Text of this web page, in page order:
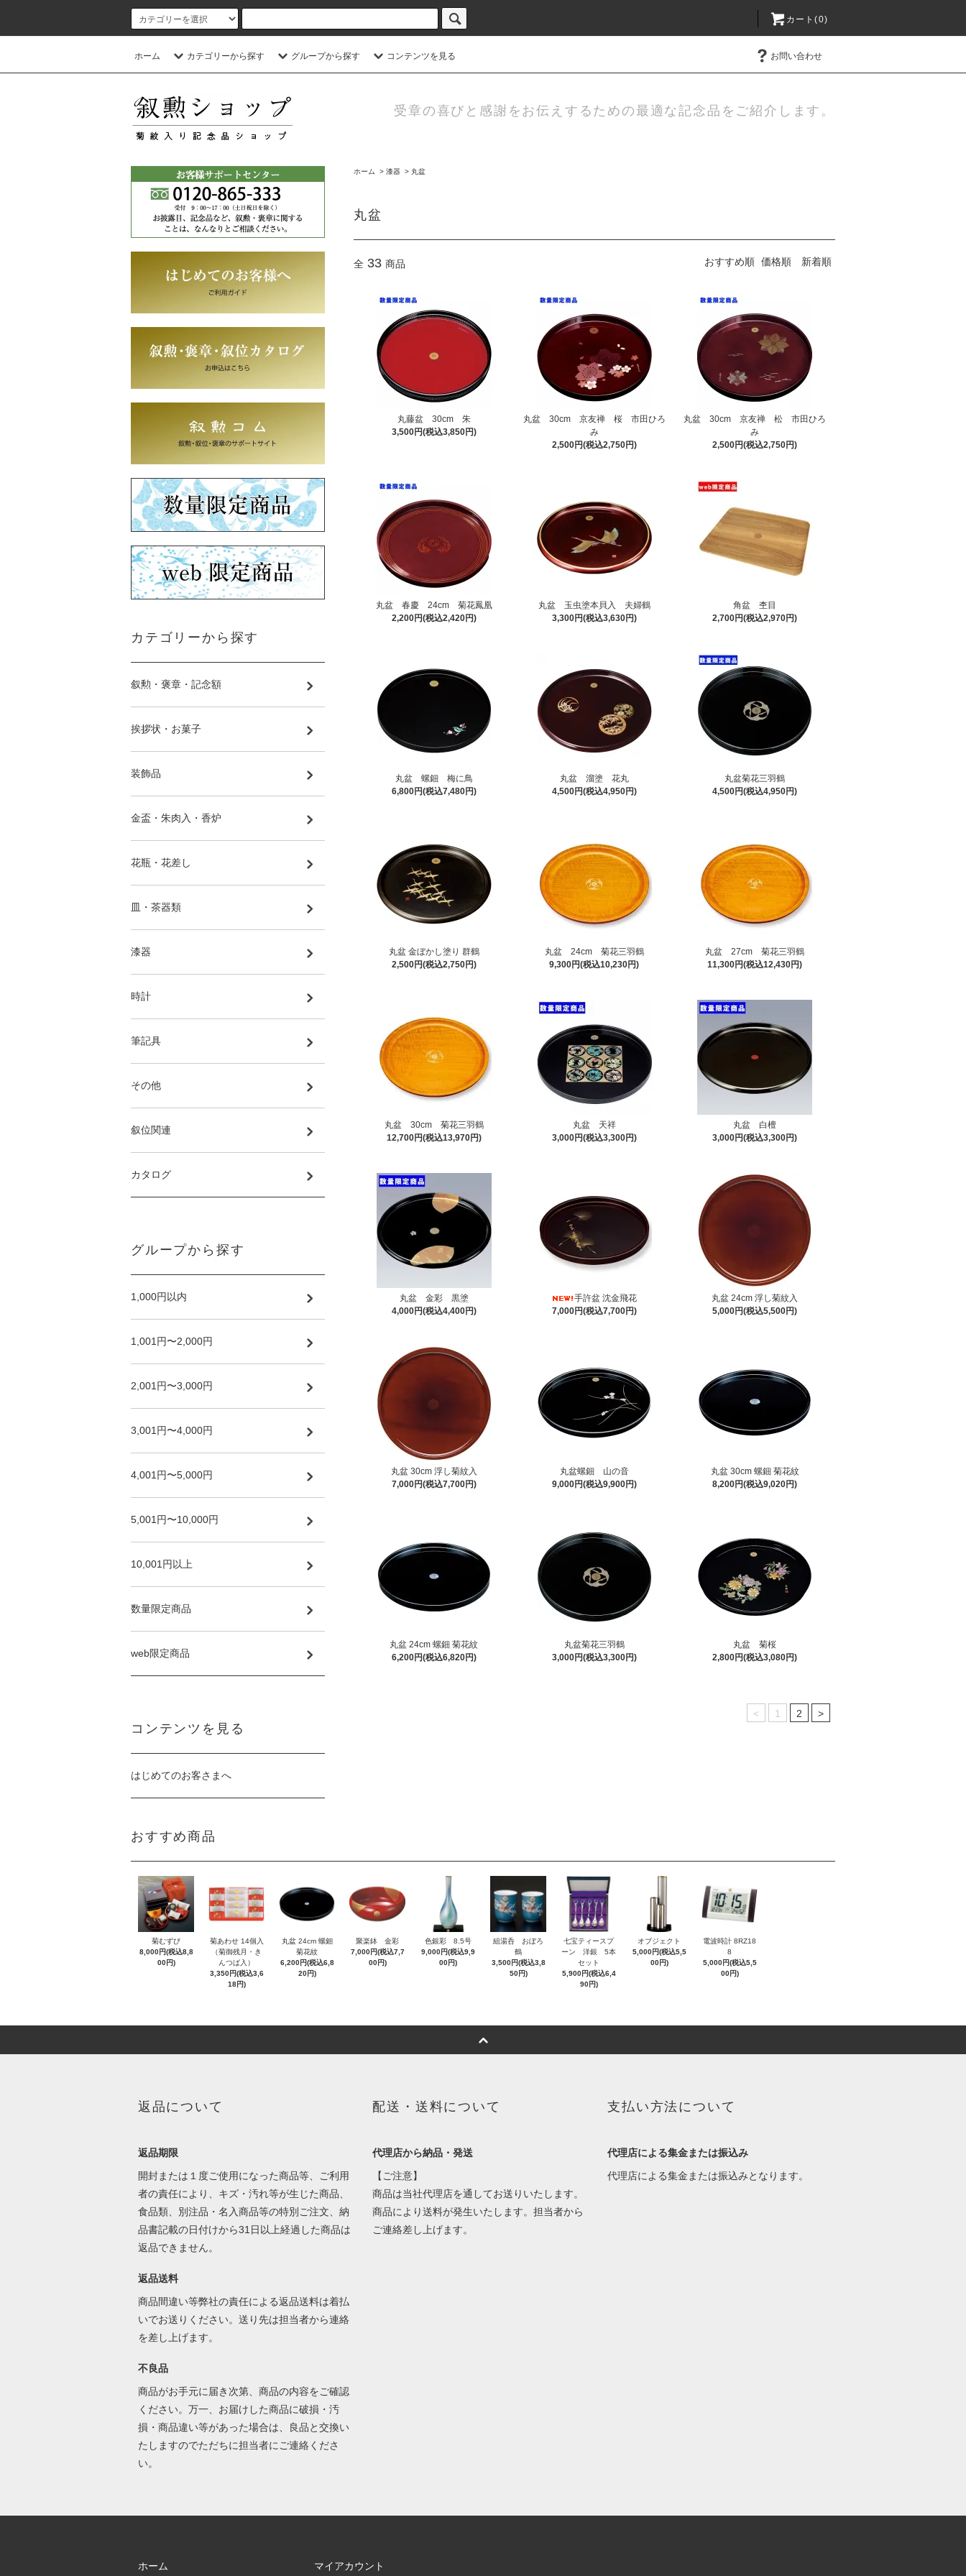
カート(0)
ホーム カテゴリーから探す グループから探す コンテンツを見る お問い合わせ
受章の喜びと感謝をお伝えするための最適な記念品をご紹介します。
ホーム > 漆器 > 丸盆
丸盆
全 33 商品 おすすめ順 価格順 新着順
丸藤盆 30cm 朱
3,500円(税込3,850円)
丸盆 30cm 京友禅 桜 市田ひろ
み
2,500円(税込2,750円)
丸盆 30cm 京友禅 松 市田ひろ
み
2,500円(税込2,750円)
丸盆 春慶 24cm 菊花鳳凰
2,200円(税込2,420円)
丸盆 玉虫塗本貝入 夫婦鶴
3,300円(税込3,630円)
角盆 杢目
2,700円(税込2,970円)
丸盆 螺鈿 梅に鳥
6,800円(税込7,480円)
丸盆 溜塗 花丸
4,500円(税込4,950円)
丸盆菊花三羽鶴
4,500円(税込4,950円)
丸盆 金ぼかし塗り 群鶴
2,500円(税込2,750円)
丸盆 24cm 菊花三羽鶴
9,300円(税込10,230円)
丸盆 27cm 菊花三羽鶴
11,300円(税込12,430円)
丸盆 30cm 菊花三羽鶴
12,700円(税込13,970円)
丸盆 天祥
3,000円(税込3,300円)
丸盆 白檀
3,000円(税込3,300円)
丸盆 金彩 黒塗
4,000円(税込4,400円)
手許盆 沈金飛花
7,000円(税込7,700円)
丸盆 24cm 浮し菊紋入
5,000円(税込5,500円)
丸盆 30cm 浮し菊紋入
7,000円(税込7,700円)
丸盆螺鈿 山の音
9,000円(税込9,900円)
丸盆 30cm 螺鈿 菊花紋
8,200円(税込9,020円)
丸盆 24cm 螺鈿 菊花紋
6,200円(税込6,820円)
丸盆菊花三羽鶴
3,000円(税込3,300円)
丸盆 菊桜
2,800円(税込3,080円)
< 1 2 >
カテゴリーから探す
叙勲・褒章・記念額
挨拶状・お菓子
装飾品
金盃・朱肉入・香炉
花瓶・花差し
皿・茶器類
漆器
時計
筆記具
その他
叙位関連
カタログ
グループから探す
1,000円以内
1,001円〜2,000円
2,001円〜3,000円
3,001円〜4,000円
4,001円〜5,000円
5,001円〜10,000円
10,001円以上
数量限定商品
web限定商品
コンテンツを見る
はじめてのお客さまへ
おすすめ商品
菊むずび
8,000円(税込8,8
00円)
菊あわせ 14個入
（菊御残月・き
んつば入）
3,350円(税込3,6
18円)
丸盆 24cm 螺鈿
菊花紋
6,200円(税込6,8
20円)
聚楽鉢 金彩
7,000円(税込7,7
00円)
色銀彩 8.5号
9,000円(税込9,9
00円)
組湯呑 おぼろ
鶴
3,500円(税込3,8
50円)
七宝ティースプ
ーン 洋銀 5本
セット
5,900円(税込6,4
90円)
オブジェクト
5,000円(税込5,5
00円)
電波時計 8RZ18
8
5,000円(税込5,5
00円)
返品について
返品期限
開封または１度ご使用になった商品等、ご利用
者の責任により、キズ・汚れ等が生じた商品、
食品類、別注品・名入商品等の特別ご注文、納
品書記載の日付けから31日以上経過した商品は
返品できません。
返品送料
商品間違い等弊社の責任による返品送料は着払
いでお送りください。送り先は担当者から連絡
を差し上げます。
不良品
商品がお手元に届き次第、商品の内容をご確認
ください。万一、お届けした商品に破損・汚
損・商品違い等があった場合は、良品と交換い
たしますのでただちに担当者にご連絡くださ
い。
配送・送料について
代理店から納品・発送
【ご注意】
商品は当社代理店を通してお送りいたします。
商品により送料が発生いたします。担当者から
ご連絡差し上げます。
支払い方法について
代理店による集金または振込み
代理店による集金または振込みとなります。
ホーム マイアカウント